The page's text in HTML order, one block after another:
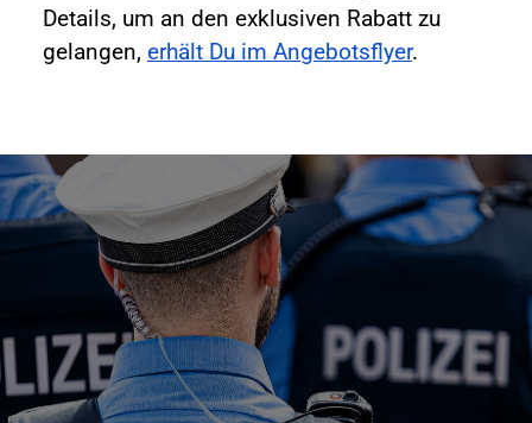
Details, um an den exklusiven Rabatt zu
gelangen, erhält Du im Angebotsflyer.